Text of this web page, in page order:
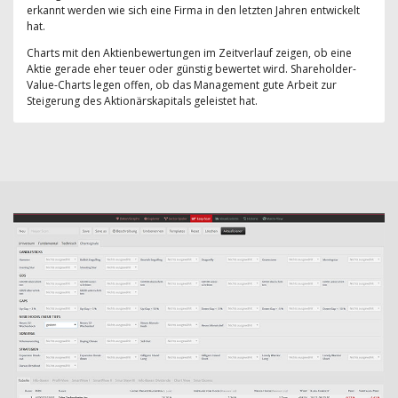
erkannt werden wie sich eine Firma in den letzten Jahren entwickelt
hat.
Charts mit den Aktienbewertungen im Zeitverlauf zeigen, ob eine
Aktie gerade eher teuer oder günstig bewertet wird. Shareholder-
Value-Charts legen offen, ob das Management gute Arbeit zur
Steigerung des Aktionärskapitals geleistet hat.